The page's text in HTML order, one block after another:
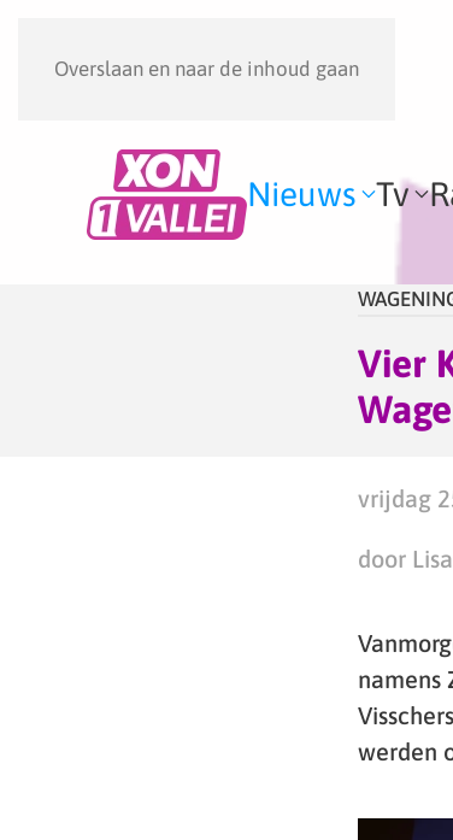
Overslaan en naar de inhoud gaan
Nieuws Tv
Vier
vrijdag
door
namens
werden